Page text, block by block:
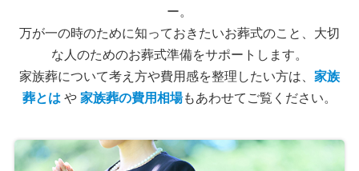
ー。
万が一の時のために知っておきたいお葬式のこと、大切
な人のためのお葬式準備をサポートします。
家族葬について考え方や費用感を整理したい方は、 家族
葬とはや家族葬の費用相場もあわせてご覧ください。